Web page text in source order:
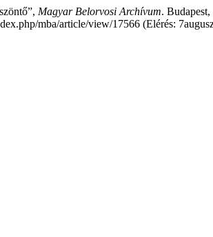
Magyar Belorvosi Archívum.
mba/article/view/17566 (Elérés: